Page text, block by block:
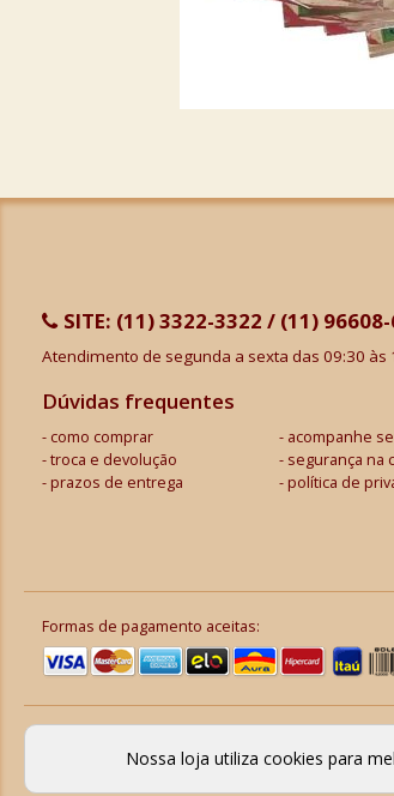
SITE: (11) 3322-3322 / (11)
Atendimento de segunda a sexta das 09:30 às
Dúvidas frequentes
como comprar
acompanhe
troca e devolução
segurança na
prazos de entrega
política de
Formas de pagamento aceitas:
Nossa loja utiliza cookies para